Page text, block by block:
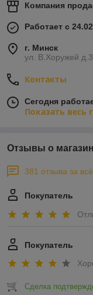
Компания
Работает с
г. Минск
ул. В.Хоружей
Контакты
Сегодня
Показать весь
Отзывы о
381 отзыва за
Покупатель
Покупатель
Сделка